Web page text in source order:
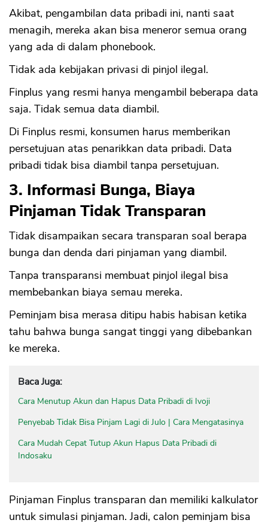
Akibat, pengambilan data pribadi ini, nanti saat
menagih, mereka akan bisa meneror semua orang
yang ada di dalam phonebook.
Tidak ada kebijakan privasi di pinjol ilegal.
Finplus yang resmi hanya mengambil beberapa data
saja. Tidak semua data diambil.
Di Finplus resmi, konsumen harus memberikan
persetujuan atas penarikkan data pribadi. Data
pribadi tidak bisa diambil tanpa persetujuan.
3. Informasi Bunga, Biaya
Pinjaman Tidak Transparan
Tidak disampaikan secara transparan soal berapa
bunga dan denda dari pinjaman yang diambil.
Tanpa transparansi membuat pinjol ilegal bisa
membebankan biaya semau mereka.
Peminjam bisa merasa ditipu habis habisan ketika
tahu bahwa bunga sangat tinggi yang dibebankan
ke mereka.
Baca Juga:
Cara Menutup Akun dan Hapus Data Pribadi di Ivoji
Penyebab Tidak Bisa Pinjam Lagi di Julo | Cara Mengatasinya
Cara Mudah Cepat Tutup Akun Hapus Data Pribadi di
Indosaku
Pinjaman Finplus transparan dan memiliki kalkulator
untuk simulasi pinjaman. Jadi, calon peminjam bisa